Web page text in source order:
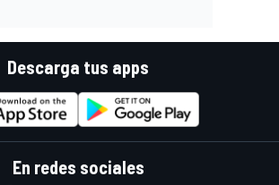
Descarga tus apps
En redes sociales